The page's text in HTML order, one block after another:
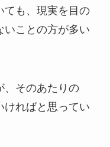
ても、現実を目の
いことの方が多い
、そのあたりの
ければと思ってい